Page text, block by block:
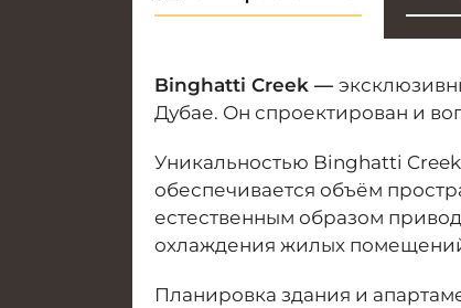
Binghatti Creek —
Дубае. Он спроектирован и
Уникальностью Binghatti Creek
обеспечивается объём
естественным образом
охлаждения жилых
Планировка здания и